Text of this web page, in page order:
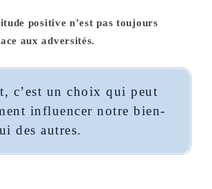
positive n’est pas toujours
aux adversités.
c’est un choix qui peut
influencer notre bien-
des autres.